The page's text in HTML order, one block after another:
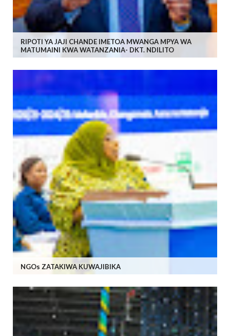
RIPOTI YA JAJI CHANDE IMETOA MWANGA MPYA WA
MATUMAINI KWA WATANZANIA- DKT. NDILITO
NGOs ZATAKIWA KUWAJIBIKA